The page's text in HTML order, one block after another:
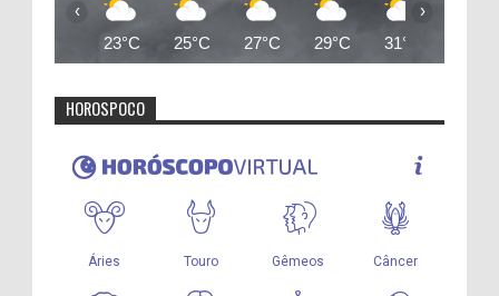
23°C 25°C 27°C 29°C 31°C
‹ ›
HOROSPOCO